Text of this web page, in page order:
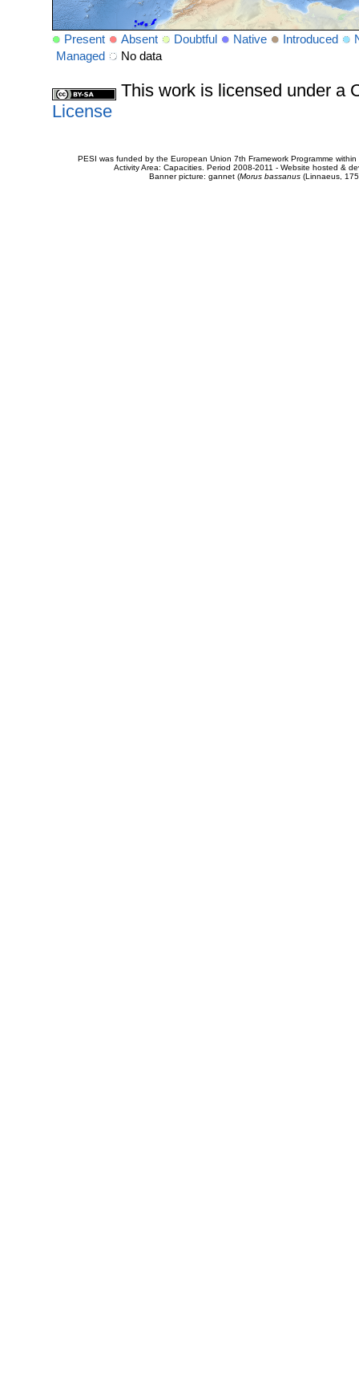
Present Absent Doubtful Native Introduced
Managed
No data
This work is licensed under a
License
PESI was funded by the European Union 7th Framework Programme
Activity Area: Capacities. Period 2008-2011 - Website hosted &
Banner picture: gannet (Morus bassanus(Linnaeus,